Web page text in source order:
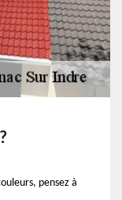
pensez à